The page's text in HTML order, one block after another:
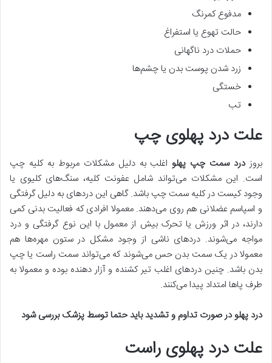
مدفوع کمرنگ
حالت تهوع یا استفراغ
حملات درد ناگهانی
زرد شدن پوست بدن یا چشم‌ها
خستگی
تب
علت درد پهلوی چپ
بروزدرد سمت چپ پهلو اغلب به دلیل مشکلات مربوط به کلیه چپ
است. این مشکلات می‌تواند شامل عفونت کلیه، سنگ‌های کلیوی یا
وجود کیست در کلیه سمت چپ باشد. گاهی این دردهای به دلیل گرفتگی
و اسپاسم عضلانی هم روی می‌دهند. معمولا افرادی که فعالیت بدنی کمی
دارند، در اثر ورزش یا تحرک بیش از معمول با این نوع گرفتگی و درد
مواجه می‌شوند. دردهای ناشی از وجود مشکل در ستون مهره‌ها هم
معمولا در یک سمت بدن حس می‌شوند که می‌تواند سمت راست یا چپ
بدن باشد. چنین دردهای اغلب تیر کشنده و آزار دهنده بوده و معمولا به
طرف پاها امتداد پیدا می‌کنند.
درد پهلو در صورت تداوم و تشدید باید حتما توسط پزشک بررسی شود
علت درد پهلوی راست